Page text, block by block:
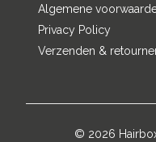
Algemene
Privacy Policy
Verzenden &
© 2026